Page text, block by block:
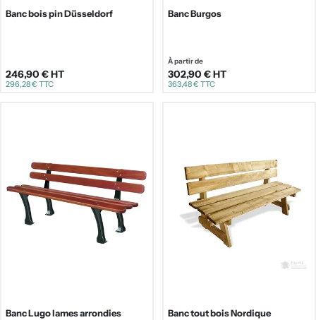
Banc bois pin Düsseldorf
Prix
246,90 €HT
296,28 €TTC
Banc Burgos
Prix
régulier
À partir de
302,90 €HT
363,48 €TTC
Banc Lugo lames arrondies Banc tout bois Nordique